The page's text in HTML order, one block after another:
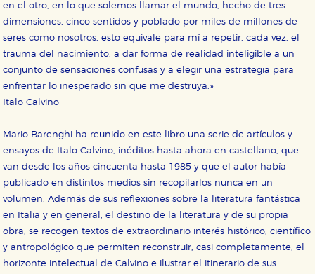
en el otro, en lo que solemos llamar el mundo, hecho de tres
dimensiones, cinco sentidos y poblado por miles de millones de
seres como nosotros, esto equivale para mí a repetir, cada vez, el
trauma del nacimiento, a dar forma de realidad inteligible a un
conjunto de sensaciones confusas y a elegir una estrategia para
enfrentar lo inesperado sin que me destruya.»
Italo Calvino
Mario Barenghi ha reunido en este libro una serie de artículos y
ensayos de Italo Calvino, inéditos hasta ahora en castellano, que
van desde los años cincuenta hasta 1985 y que el autor había
publicado en distintos medios sin recopilarlos nunca en un
volumen. Además de sus reflexiones sobre la literatura fantástica
en Italia y en general, el destino de la literatura y de su propia
obra, se recogen textos de extraordinario interés histórico, científico
y antropológico que permiten reconstruir, casi completamente, el
horizonte intelectual de Calvino e ilustrar el itinerario de sus